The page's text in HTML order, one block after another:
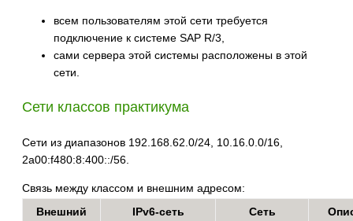
всем пользователям этой сети требуется
подключение к системе SAP R/3,
сами сервера этой системы расположены в этой
сети.
Сети классов практикума
Сети из диапазонов 192.168.62.0/24, 10.16.0.0/16,
2a00:f480:8:400::/56.
Связь между классом и внешним адресом:
Внешний
IPv6-сеть Сеть